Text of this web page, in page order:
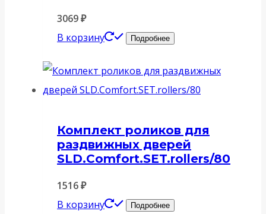
3069₽
В корзину
Подробнее
Комплект роликов для
раздвижных дверей
SLD.Comfort.SET.rollers/80
1516₽
В корзину
Подробнее